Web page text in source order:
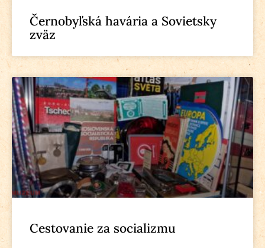
Černobyľská havária a Sovietsky
zväz
Cestovanie za socializmu